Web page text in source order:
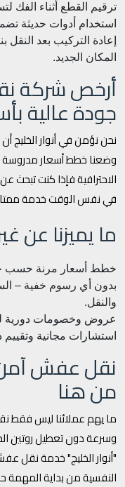
ترقيم القطع أثناء الفك
استخدام أدوات حديثة
إعادة التركيب بعد
المكان الجديد.
أرخص شركة
جودة عالية
نحن نؤمن في أنوار الخليج
وضعنا خطط أسعار مدروسة
الاحترافية فإذا كنت
في نفس الوقت خدمة
ما يميزنا عن
خطط أسعار مرنة حسب
بدون أي رسوم خفية –
والنقل.
عروض وخصومات دورية
استشارات مجانية وتقييم
نقل عفش آمن
من هنا
ما يهم عملائنا ليس فقط
وسرعة دون تعطيل روتين
"أنوار الخليج" خدمة نقل
النفسية من بداية المهمة